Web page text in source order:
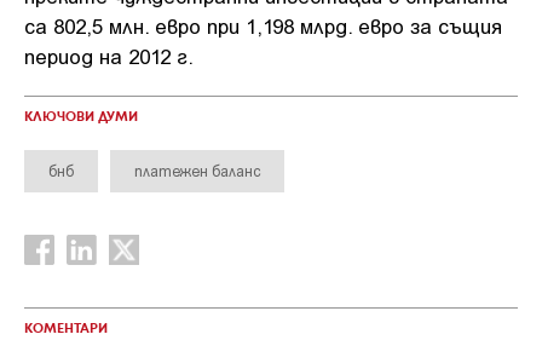
са 802,5 млн. евро при 1,198 млрд. евро за същия
период на 2012 г.
КЛЮЧОВИ ДУМИ
бнб платежен баланс
КОМЕНТАРИ